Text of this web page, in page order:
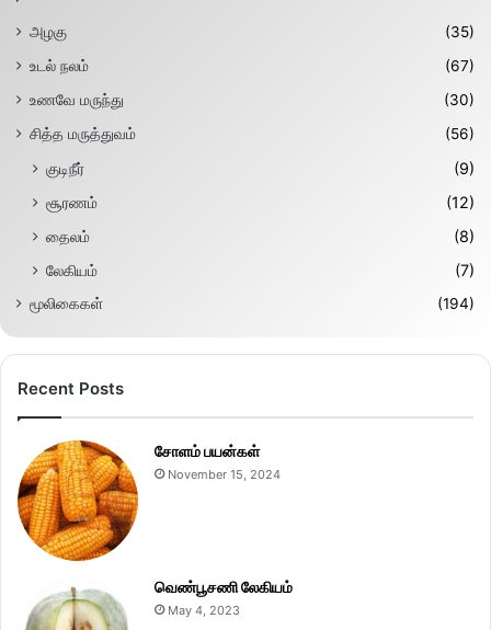
அழகு
(35)
உடல் நலம்
(67)
உணவே மருந்து
(30)
சித்த மருத்துவம்
(56)
குடிநீர்
(9)
சூரணம்
(12)
தைலம்
(8)
லேகியம்
(7)
மூலிகைகள் (194)
Recent Posts
சோளம் பயன்கள்
November 15, 2024
வெண்பூசணி லேகியம்
May 4, 2023